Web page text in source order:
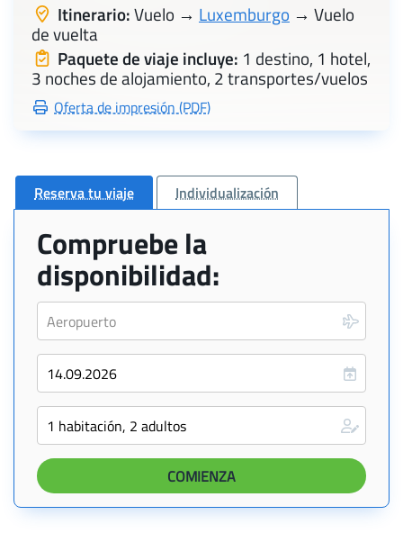
Itinerario:Vuelo → Luxemburgo → Vuelo
de vuelta
Paquete de viaje incluye: 1 destino, 1 hotel,
3 noches de alojamiento, 2 transportes/vuelos
Oferta de impresión (PDF)
Reserva tu viaje Individualización
Compruebe la
disponibilidad: